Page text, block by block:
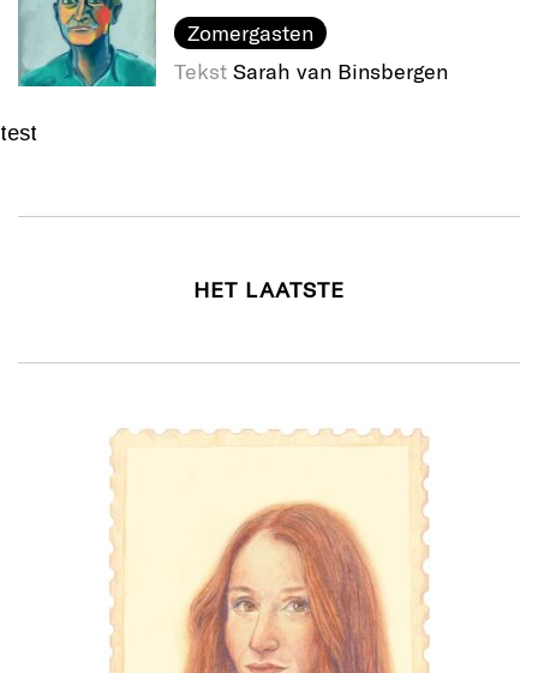
Zomergasten
Tekst Sarah van Binsbergen
test
HET LAATSTE